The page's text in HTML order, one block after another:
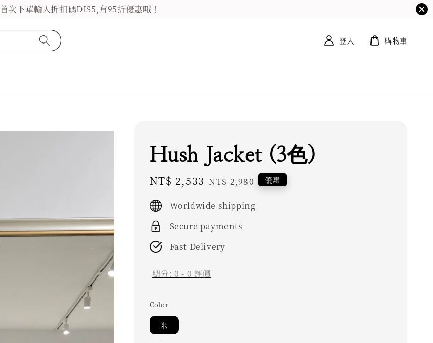
首次下單輸入折扣碼DIS5,有95折優惠哦！
登入 購物車
Hush Jacket (3色)
Sale
NT$ 2,533 Regular
NT$ 2,980 優惠
Worldwide shipping
Secure payments
Fast Delivery
總分:0 - 0 評價
Color
米